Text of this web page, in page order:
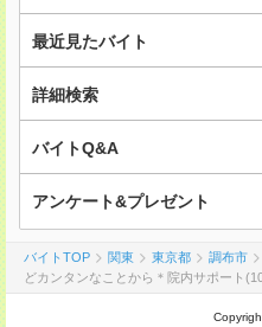
最近見たバイト
詳細検索
バイトQ&A
アンケート&プレゼント
バイトTOP 関東 東京都 調布市
どカンタンなことから＊院内サポート